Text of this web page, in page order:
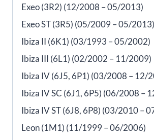
Exeo (3R2) (12/2008 – 05/2013)
Exeo ST (3R5) (05/2009 – 05/2013)
Ibiza II (6K1) (03/1993 – 05/2002)
Ibiza III (6L1) (02/2002 – 11/2009)
Ibiza IV (6J5, 6P1) (03/2008 – 12/
Ibiza IV SC (6J1, 6P5) (06/2008 –
Ibiza IV ST (6J8, 6P8) (03/2010 –
Leon (1M1) (11/1999 – 06/2006)